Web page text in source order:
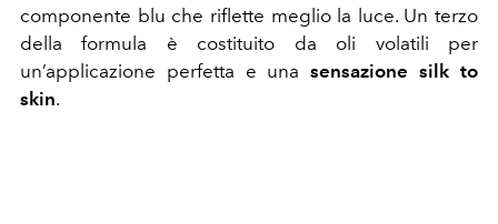
componente blu che riflette meglio la luce. Un terzo
della formula è costituito da oli volatili per
un’applicazione perfetta e unasensazione silk to
skin.